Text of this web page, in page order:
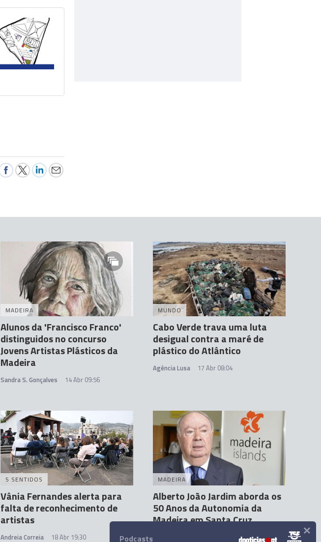
MADEIRA
Alunos da 'Francisco Franco'
distinguidos no concurso
Jovens Artistas Plásticos da
Madeira
Sandra S. Gonçalves 14 Abr 09:56
MUNDO
Cabo Verde trava uma luta
desigual contra a maré de
plástico do Atlântico
Agência Lusa 17 Abr 08:04
5 SENTIDOS
Vânia Fernandes alerta para
falta de reconhecimento de
artistas
Andreia Correia 18 Abr 19:30
MADEIRA
Alberto João Jardim aborda os
50 Anos da Autonomia da
Madeira em Santa Cruz
16 Abr 16:41
Podcasts ×